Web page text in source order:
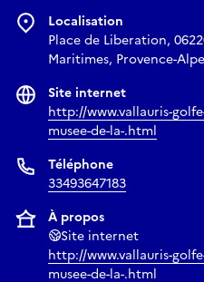
Localisation
Place de Liberation,
Maritimes, Provence-
Site internet
http://www.vallauris-
musee-de-la-.html
Téléphone
33493647183
À propos
Site internet
http://www.vallauris-
musee-de-la-.html